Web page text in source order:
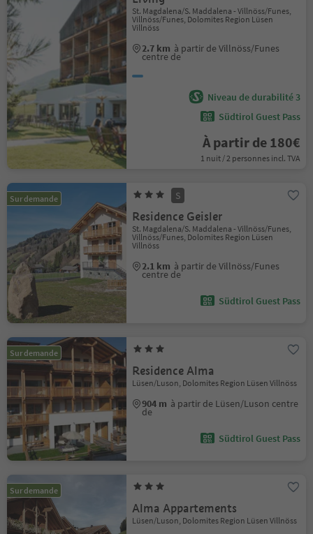
St. Magdalena/S. Maddalena - Villnöss/Funes,
Villnöss/Funes, Dolomites Region Lüsen
Villnöss
2.7 km à partir de Villnöss/Funes
centre de
Niveau de durabilité 3
Südtirol Guest Pass
À partir de 180€
1 nuit / 2 personnes incl. TVA
Sur demande S
Residence Geisler
St. Magdalena/S. Maddalena - Villnöss/Funes,
Villnöss/Funes, Dolomites Region Lüsen
Villnöss
2.1 km à partir de Villnöss/Funes
centre de
Südtirol Guest Pass
Sur demande
Residence Alma
Lüsen/Luson, Dolomites Region Lüsen Villnöss
904 m à partir de Lüsen/Luson centre
de
Südtirol Guest Pass
Sur demande
Alma Appartements
Lüsen/Luson, Dolomites Region Lüsen Villnöss